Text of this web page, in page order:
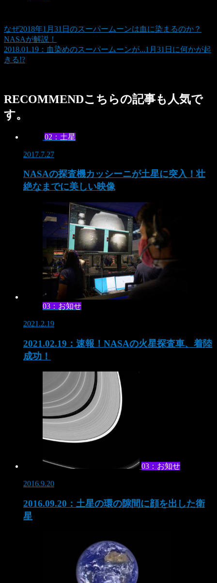
なぜ2018年1月31日のスーパームーンは血に染まるのか？
NASAが解説！
2018.01.19：血染めのスーパームーンが...1月31日に何かが起
きる!?
RECOMMENDこちらの記事も人気で
す。
02：土星
2017.7.27
NASAの探査機カッシーニが土星に突入！壮
絶なまでに美しい映像
03：お知せ
2021.2.19
2021.02.19：速報！NASAの火星探査車、着陸
成功！
03：お知せ
2016.9.20
2016.09.20：土星の環の隙間に顔を出した衛
星